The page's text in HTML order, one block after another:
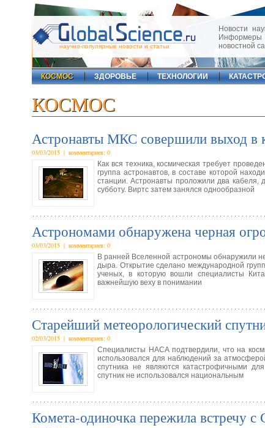
научно-популярные новости и статьи
Новости
Информеры
новостной
КОСМОС
ЗДОРОВЬЕ ТЕХНОЛОГИИ
КОСМОС
Астронавты МКС совершили выход в
03/03/2015 | комментариев: 0
Как вся техника, космическая требует
группа астронавтов, в составе которой
станции. Астронавты проложили два
субботу. Виртс затем занялся однообразной
Астрономами обнаружена черная
03/03/2015 | комментариев: 0
В ранней Вселенной астрономы обнаружили
дыра. Открытие сделано международной
ученых, в которую вошли специалисты
важнейшую веху в понимании
Старейший метеорологический
02/03/2015 | комментариев: 0
Специалисты НАСА подтвердили, что на
использовался для наблюдений за
спутника не являются катастрофичными
спутник не использовался национальным
Комета-одиночка пережила встречу с